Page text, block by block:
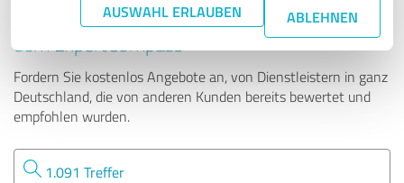
AUSWAHL ERLAUBEN ABLEHNEN
Tipp: Die passenden Experten finden - mit
dem ExpertCompass
Fordern Sie kostenlos Angebote an, von Dienstleistern in ganz
Deutschland, die von anderen Kunden bereits bewertet und
empfohlen wurden.
1.091 Treffer